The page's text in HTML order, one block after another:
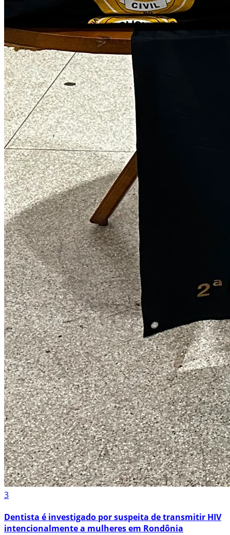
3
Dentista é investigado por suspeita de transmitir HIV
intencionalmente a mulheres em Rondônia